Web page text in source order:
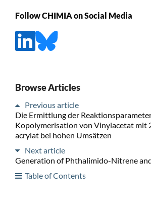
Follow CHIMIA on Social Media
Browse Articles
Previous article
Die Ermittlung der
Kopolymerisation von Vinylacetat mit
acrylat bei hohen Umsätzen
Next article
Generation of Phthalimido-Nitrene
Table of Contents